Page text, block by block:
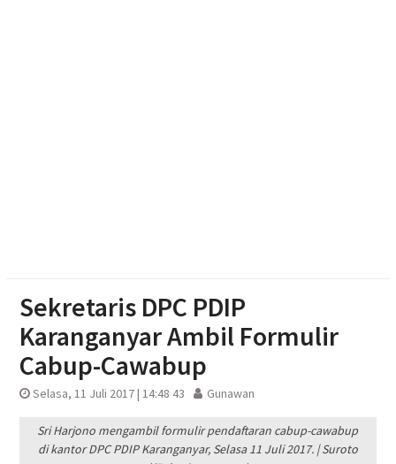
Sekretaris DPC PDIP
Karanganyar Ambil Formulir
Cabup-Cawabup
Selasa, 11 Juli 2017 | 14:48 43 Gunawan
Sri Harjono mengambil formulir pendaftaran cabup-cawabup
di kantor DPC PDIP Karanganyar, Selasa 11 Juli 2017. | Suroto